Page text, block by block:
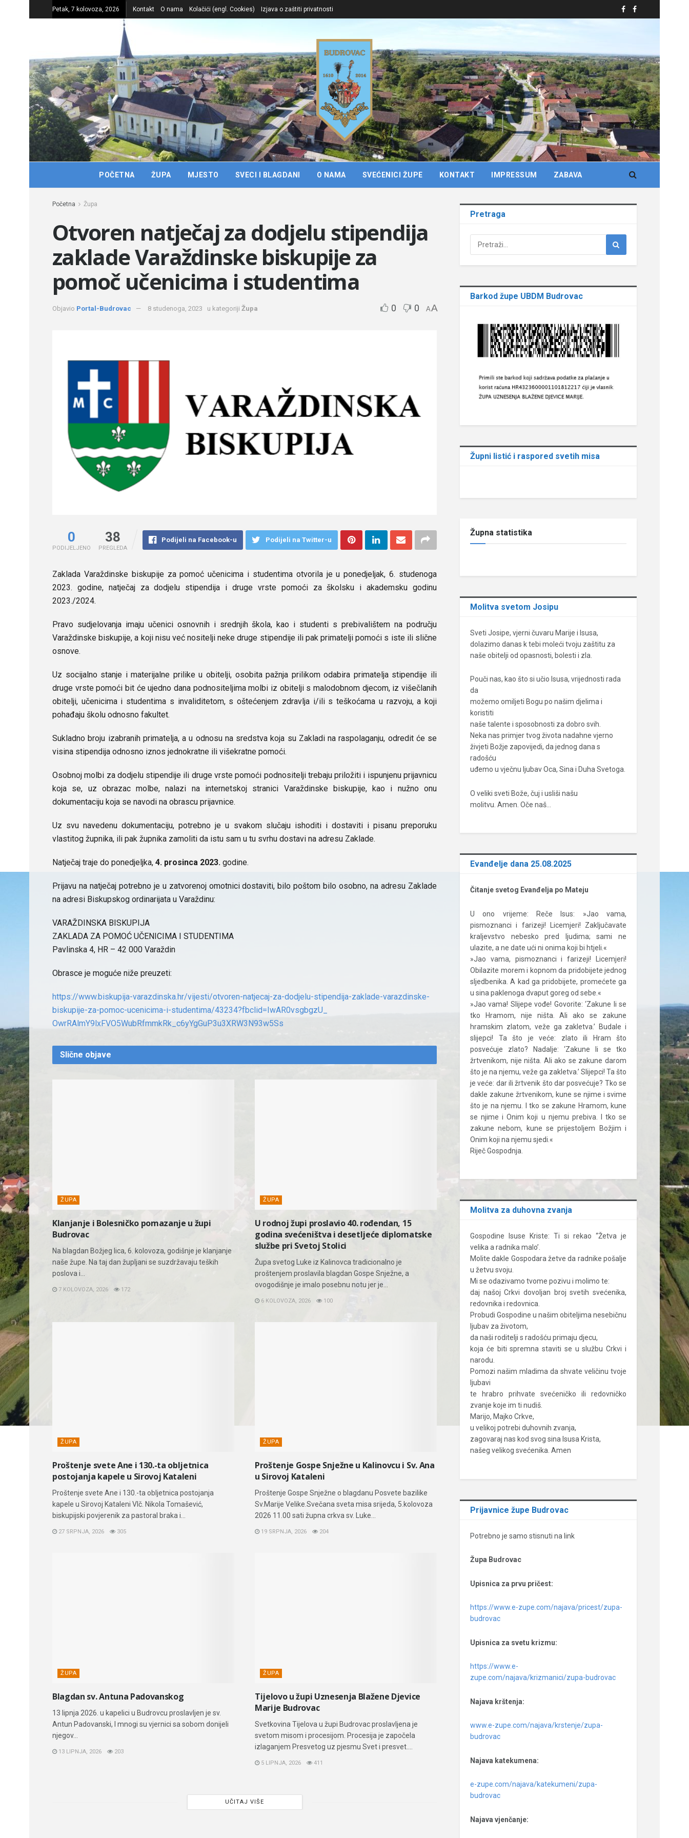
Petak, 7 kolovoza, 2026 Kontakt O nama Kolačići (engl. Cookies) Izjava o zaštiti privatnosti
POČETNA ŽUPA MJESTO SVECI I BLAGDANI O NAMA SVEĆENICI ŽUPE KONTAKT IMPRESSUM ZABAVA
Početna Župa
Otvoren natječaj za dodjelu stipendija
zaklade Varaždinske biskupije za
pomoč učenicima i studentima
Objavio Portal-Budrovac 8 studenoga, 2023 u kategoriji Župa 0 0 AA
0
PODIJELJENO
38
PREGLEDA
Podijeli na Facebook-u Podijeli na Twitter-u
Zaklada Varaždinske biskupije za pomoć učenicima i studentima otvorila je u ponedjeljak, 6. studenoga
2023. godine, natječaj za dodjelu stipendija i druge vrste pomoći za školsku i akademsku godinu
2023./2024.
Pravo sudjelovanja imaju učenici osnovnih i srednjih škola, kao i studenti s prebivalištem na području
Varaždinske biskupije, a koji nisu već nositelji neke druge stipendije ili pak primatelji pomoći s iste ili slične
osnove.
Uz socijalno stanje i materijalne prilike u obitelji, osobita pažnja prilikom odabira primatelja stipendije ili
druge vrste pomoći bit će ujedno dana podnositeljima molbi iz obitelji s malodobnom djecom, iz višečlanih
obitelji, učenicima i studentima s invaliditetom, s oštećenjem zdravlja i/ili s teškoćama u razvoju, a koji
pohađaju školu odnosno fakultet.
Sukladno broju izabranih primatelja, a u odnosu na sredstva koja su Zakladi na raspolaganju, odredit će se
visina stipendija odnosno iznos jednokratne ili višekratne pomoći.
Osobnoj molbi za dodjelu stipendije ili druge vrste pomoći podnositelji trebaju priložiti i ispunjenu prijavnicu
koja se, uz obrazac molbe, nalazi na internetskoj stranici Varaždinske biskupije, kao i nužno onu
dokumentaciju koja se navodi na obrascu prijavnice.
Uz svu navedenu dokumentaciju, potrebno je u svakom slučaju ishoditi i dostaviti i pisanu preporuku
vlastitog župnika, ili pak župnika zamoliti da istu sam u tu svrhu dostavi na adresu Zaklade.
Natječaj traje do ponedjeljka, 4. prosinca 2023. godine.
Prijavu na natječaj potrebno je u zatvorenoj omotnici dostaviti, bilo poštom bilo osobno, na adresu Zaklade
na adresi Biskupskog ordinarijata u Varaždinu:
VARAŽDINSKA BISKUPIJA
ZAKLADA ZA POMOĆ UČENICIMA I STUDENTIMA
Pavlinska 4, HR – 42 000 Varaždin
Obrasce je moguće niže preuzeti:
https://www.biskupija-varazdinska.hr/vijesti/otvoren-natjecaj-za-dodjelu-stipendija-zaklade-varazdinske-
biskupije-za-pomoc-ucenicima-i-studentima/43234?fbclid=IwAR0vsgbgzU_
OwrRAlmY9lxFVO5WubRfmmkRk_ c6yYgGuP3u3XRW3N93w5Ss
Slične objave
ŽUPA
Klanjanje i Bolesničko pomazanje u župi
Budrovac
Na blagdan Božjeg lica, 6. kolovoza, godišnje je klanjanje
naše župe. Na taj dan župljani se suzdržavaju teških
poslova i...
7 KOLOVOZA, 2026 172
ŽUPA
U rodnoj župi proslavio 40. rođendan, 15
godina svećeništva i desetljeće diplomatske
službe pri Svetoj Stolici
Župa svetog Luke iz Kalinovca tradicionalno je
proštenjem proslavila blagdan Gospe Snježne, a
ovogodišnje je imalo posebnu notu jer je...
6 KOLOVOZA, 2026 100
ŽUPA
Proštenje svete Ane i 130.-ta obljetnica
postojanja kapele u Sirovoj Kataleni
Proštenje svete Ane i 130.-ta obljetnica postojanja
kapele u Sirovoj Kataleni Vlč. Nikola Tomašević,
biskupijski povjerenik za pastoral braka i...
27 SRPNJA, 2026 305
ŽUPA
Proštenje Gospe Snježne u Kalinovcu i Sv. Ana
u Sirovoj Kataleni
Proštenje Gospe Snježne o blagdanu Posvete bazilike
Sv.Marije Velike.Svečana sveta misa srijeda, 5.kolovoza
2026 11.00 sati župna crkva sv. Luke...
19 SRPNJA, 2026 204
ŽUPA
Blagdan sv. Antuna Padovanskog
13 lipnja 2026. u kapelici u Budrovcu proslavljen je sv.
Antun Padovanski, I mnogi su vjernici sa sobom donijeli
njegov...
13 LIPNJA, 2026 203
ŽUPA
Tijelovo u župi Uznesenja Blažene Djevice
Marije Budrovac
Svetkovina Tijelova u župi Budrovac proslavljena je
svetom misom i procesijom. Procesija je započela
izlaganjem Presvetog uz pjesmu Svet i presvet....
5 LIPNJA, 2026 411
UČITAJ VIŠE
Pretraga
Barkod župe UBDM Budrovac
Župni listić i raspored svetih misa
Župna statistika
Molitva svetom Josipu
Sveti Josipe, vjerni čuvaru Marije i Isusa,
dolazimo danas k tebi moleći tvoju zaštitu za
naše obitelji od opasnosti, bolesti i zla.
Pouči nas, kao što si učio Isusa, vrijednosti rada
da
možemo omiljeti Bogu po našim djelima i
koristiti
naše talente i sposobnosti za dobro svih.
Neka nas primjer tvog života nadahne vjerno
živjeti Božje zapovijedi, da jednog dana s
radošću
uđemo u vječnu ljubav Oca, Sina i Duha Svetoga.
O veliki sveti Bože, čuj i usliši našu
molitvu. Amen. Oče naš…
Evanđelje dana 25.08.2025
Čitanje svetog Evanđelja po Mateju
U ono vrijeme: Reče Isus: »Jao vama,
pismoznanci i farizeji! Licemjeri! Zaključavate
kraljevstvo nebesko pred ljudima; sami ne
ulazite, a ne date ući ni onima koji bi htjeli.«
»Jao vama, pismoznanci i farizeji! Licemjeri!
Obilazite morem i kopnom da pridobijete jednog
sljedbenika. A kad ga pridobijete, promećete ga
u sina paklenoga dvaput goreg od sebe.«
»Jao vama! Slijepe vođe! Govorite: ‘Zakune li se
tko Hramom, nije ništa. Ali ako se zakune
hramskim zlatom, veže ga zakletva.’ Budale i
slijepci! Ta što je veće: zlato ili Hram što
posvećuje zlato? Nadalje: ‘Zakune li se tko
žrtvenikom, nije ništa. Ali ako se zakune darom
što je na njemu, veže ga zakletva.’ Slijepci! Ta što
je veće: dar ili žrtvenik što dar posvećuje? Tko se
dakle zakune žrtvenikom, kune se njime i svime
što je na njemu. I tko se zakune Hramom, kune
se njime i Onim koji u njemu prebiva. I tko se
zakune nebom, kune se prijestoljem Božjim i
Onim koji na njemu sjedi.«
Riječ Gospodnja.
Molitva za duhovna zvanja
Gospodine Isuse Kriste: Ti si rekao “Žetva je
velika a radnika malo’.
Molite dakle Gospodara žetve da radnike pošalje
u žetvu svoju.
Mi se odazivamo tvome pozivu i molimo te:
daj našoj Crkvi dovoljan broj svetih svećenika,
redovnika i redovnica.
Probudi Gospodine u našim obiteljima nesebičnu
ljubav za životom,
da naši roditelji s radošću primaju djecu,
koja će biti spremna staviti se u službu Crkvi i
narodu.
Pomozi našim mladima da shvate veličinu tvoje
ljubavi
te hrabro prihvate svećeničko ili redovničko
zvanje koje im ti nudiš.
Marijo, Majko Crkve,
u velikoj potrebi duhovnih zvanja,
zagovaraj nas kod svog sina Isusa Krista,
našeg velikog svećenika. Amen
Prijavnice župe Budrovac
Potrebno je samo stisnuti na link
Župa Budrovac
Upisnica za prvu pričest:
https://www.e-zupe.com/najava/pricest/zupa-
budrovac
Upisnica za svetu krizmu:
https://www.e-
zupe.com/najava/krizmanici/zupa-budrovac
Najava krštenja:
www.e-zupe.com/najava/krstenje/zupa-
budrovac
Najava katekumena:
e-zupe.com/najava/katekumeni/zupa-
budrovac
Najava vjenčanje: